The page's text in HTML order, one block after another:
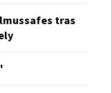
tras